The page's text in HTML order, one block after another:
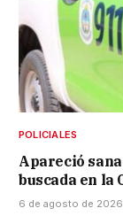
POLICIALES
Apareció
buscada en la
6 de agosto de 2026